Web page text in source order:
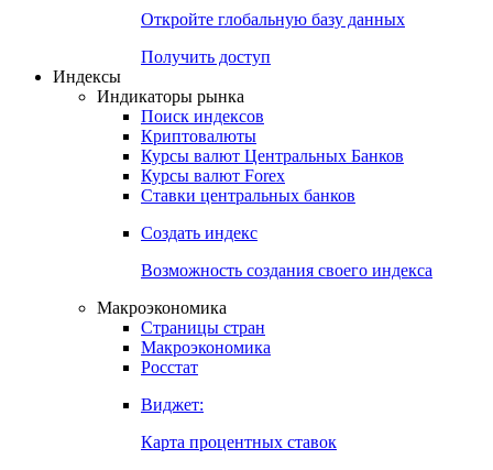
Откройте глобальную базу данных
Получить доступ
Индексы
Индикаторы рынка
Поиск индексов
Криптовалюты
Курсы валют Центральных Банков
Курсы валют Forex
Ставки центральных банков
Создать индекс
Возможность создания своего индекса
Макроэкономика
Страницы стран
Макроэкономика
Росстат
Виджет:
Карта процентных ставок